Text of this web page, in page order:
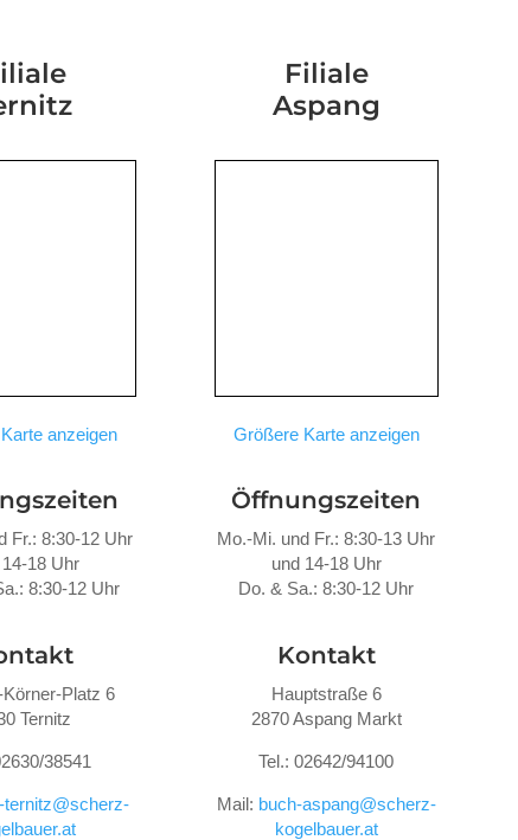
anzeigen
Fr.: 8:30-12 Uhr
18 Uhr
8:30-12 Uhr
Platz 6
Ternitz
38541
ternitz@scherz-
Filiale
Aspang
Größere Karte anzeigen
Öffnungszeiten
Mo.-Mi. und Fr.: 8:30-13 Uhr
und 14-18 Uhr
Do. & Sa.: 8:30-12 Uhr
Kontakt
Hauptstraße 6
2870 Aspang Markt
Tel.: 02642/94100
Mail: buch-aspang@scherz-
kogelbauer.at